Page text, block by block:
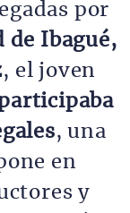
por
de Ibagué,
, el joven
, una
en
y